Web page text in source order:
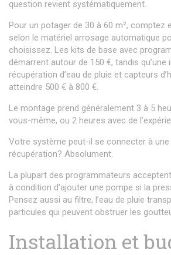
question revient systématiquement.
Pour un potager de 30 à 60 m², comptez
selon le matériel arrosage automatique
choisissez. Les kits de base avec
démarrent autour de 150 €, tandis qu’une
récupération d’eau de pluie et capteurs
atteindre 500 € à 800 €.
Le montage prend généralement 3 à 5
vous-même, ou 2 heures avec de
Votre système peut-il se connecter à une
récupération? Absolument.
La plupart des programmateurs
à condition d’ajouter une pompe si la
Pensez aussi au filtre, l’eau de pluie
particules qui peuvent obstruer les
Installation et